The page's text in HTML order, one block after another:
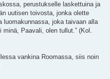
perustukselle laskettuina ja
uutisen toivosta, jonka olette
luomakunnassa, joka taivaan alla
Paavali, olen tullut.” (Kol.
vankina Roomassa, siis noin